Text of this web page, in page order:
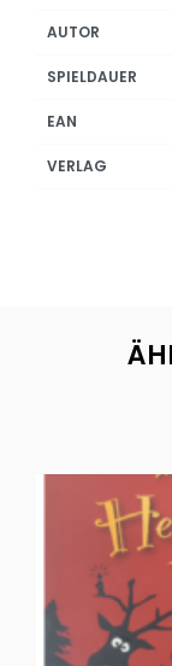
AUTOR
SPIELDAUER
EAN
VERLAG